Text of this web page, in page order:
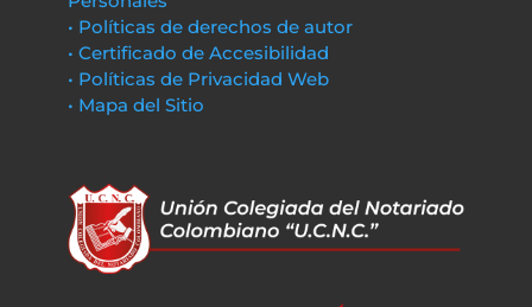
• Políticas de derechos de autor
• Certificado de Accesibilidad
• Políticas de Privacidad Web
• Mapa del Sitio